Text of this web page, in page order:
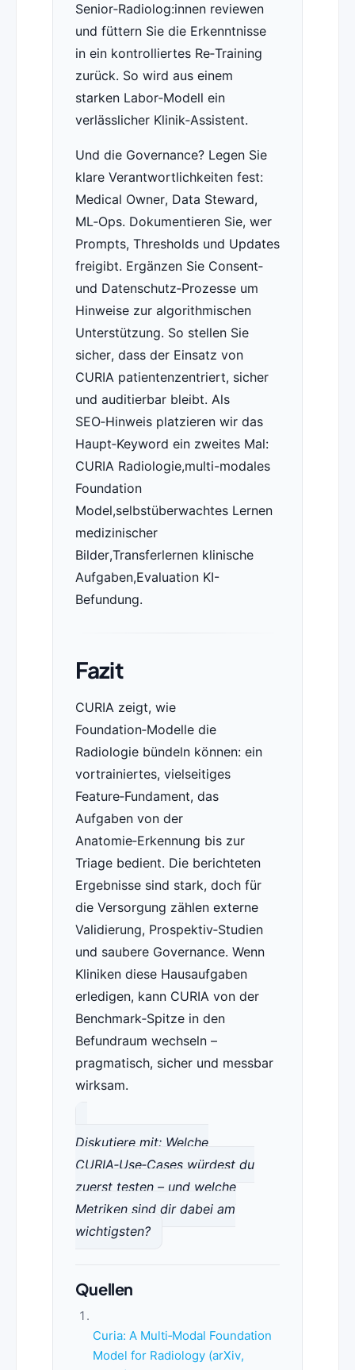
Senior‑Radiolog:innen reviewen
und füttern Sie die Erkenntnisse
in ein kontrolliertes Re‑Training
zurück. So wird aus einem
starken Labor‑Modell ein
verlässlicher Klinik‑Assistent.
Und die Governance? Legen Sie
klare Verantwortlichkeiten fest:
Medical Owner, Data Steward,
ML‑Ops. Dokumentieren Sie, wer
Prompts, Thresholds und Updates
freigibt. Ergänzen Sie Consent‑
und Datenschutz‑Prozesse um
Hinweise zur algorithmischen
Unterstützung. So stellen Sie
sicher, dass der Einsatz von
CURIA patientenzentriert, sicher
und auditierbar bleibt. Als
SEO‑Hinweis platzieren wir das
Haupt‑Keyword ein zweites Mal:
CURIA Radiologie,multi-modales
Foundation
Model,selbstüberwachtes Lernen
medizinischer
Bilder,Transferlernen klinische
Aufgaben,Evaluation KI-
Befundung.
Fazit
CURIA zeigt, wie
Foundation‑Modelle die
Radiologie bündeln können: ein
vortrainiertes, vielseitiges
Feature‑Fundament, das
Aufgaben von der
Anatomie‑Erkennung bis zur
Triage bedient. Die berichteten
Ergebnisse sind stark, doch für
die Versorgung zählen externe
Validierung, Prospektiv‑Studien
und saubere Governance. Wenn
Kliniken diese Hausaufgaben
erledigen, kann CURIA von der
Benchmark‑Spitze in den
Befundraum wechseln –
pragmatisch, sicher und messbar
wirksam.
Diskutiere mit: Welche
CURIA‑Use‑Cases würdest du
zuerst testen – und welche
Metriken sind dir dabei am
wichtigsten?
Quellen
Curia: A Multi‑Modal Foundation
Model for Radiology (arXiv,